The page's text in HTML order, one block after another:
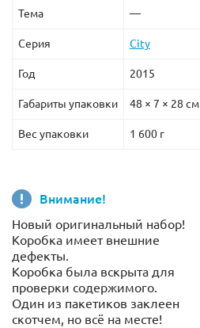
Тема —
Серия City
Год 2015
Габариты упаковки 48 × 7 × 28 см
Вес упаковки 1 600 г
Внимание!
Новый оригинальный набор!
Коробка имеет внешние
дефекты.
Коробка была вскрыта для
проверки содержимого.
Один из пакетиков заклеен
скотчем, но всё на месте!